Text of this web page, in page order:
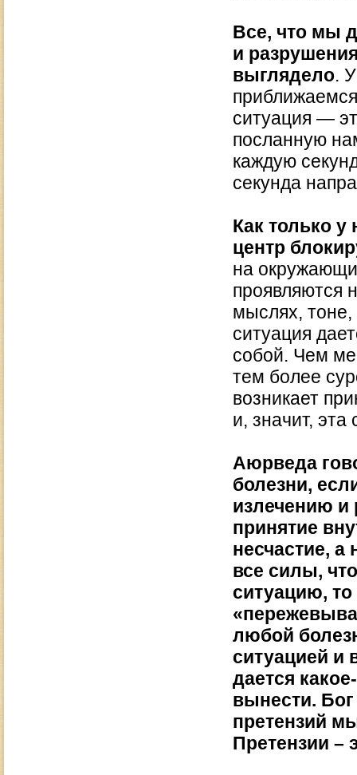
Все, что мы
и
выглядело.
ситуация —
посланную
каждую
секунда
Как только
центр
на
проявляются
мыслях,
ситуация
собой. Чем
тем более
возникает
и, значит,
Аюрведа
болезни,
излечению
принятие
несчастие,
все силы,
ситуацию,
любой
ситуацией и
дается
вынести.
претензий
Претензии –